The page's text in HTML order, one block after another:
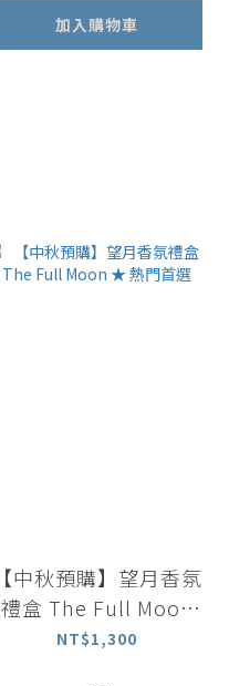
加入購物車
【中秋預購】望月香氛
禮盒 The Full Moon
★ 熱門首選
NT$1,300